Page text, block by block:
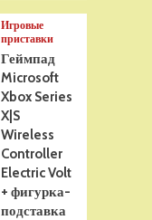
Игровые
приставки
Геймпад
Microsoft
Xbox Series
X|S
Wireless
Controller
Electric Volt
+ фигурка-
подставка